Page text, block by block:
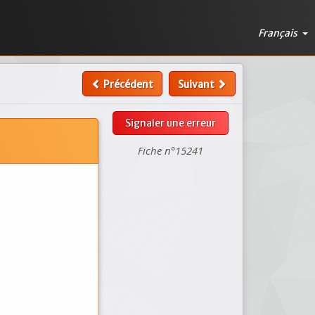
Français
Précédent Suivant
Signaler une erreur
Fiche n°15241